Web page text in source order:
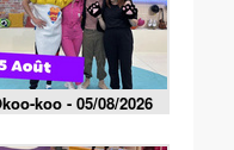
koo - 05/08/2026